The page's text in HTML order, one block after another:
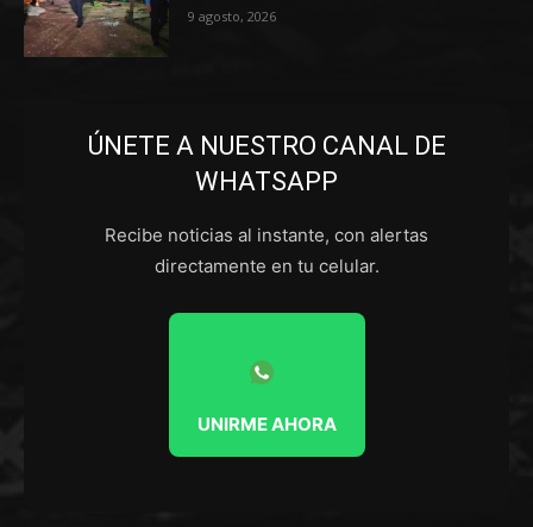
9 agosto, 2026
ÚNETE A NUESTRO CANAL DE
WHATSAPP
Recibe noticias al instante, con alertas
directamente en tu celular.
UNIRME AHORA